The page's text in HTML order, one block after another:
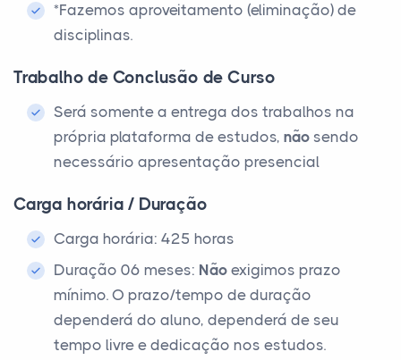
*Fazemos aproveitamento (eliminação) de
disciplinas.
Trabalho de Conclusão de Curso
Será somente a entrega dos trabalhos na
própria plataforma de estudos, não sendo
necessário apresentação presencial
Carga horária / Duração
Carga horária: 425 horas
Duração 06 meses: Não exigimos prazo
mínimo. O prazo/tempo de duração
dependerá do aluno, dependerá de seu
tempo livre e dedicação nos estudos.